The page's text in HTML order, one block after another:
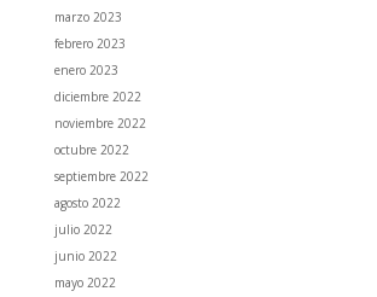
marzo 2023
febrero 2023
enero 2023
diciembre 2022
noviembre 2022
octubre 2022
septiembre 2022
agosto 2022
julio 2022
junio 2022
mayo 2022